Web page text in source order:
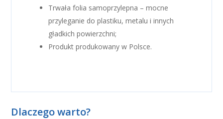
Trwała folia samoprzylepna – mocne
przyleganie do plastiku, metalu i innych
gładkich powierzchni;
Produkt produkowany w Polsce.
Dlaczego warto?